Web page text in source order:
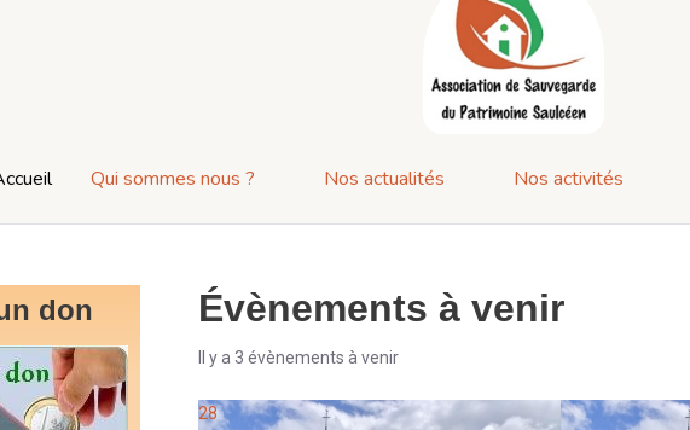
Qui sommes nous ? Nos actualités Nos activités
don Évènements à venir
Il y a 3 évènements à venir
28